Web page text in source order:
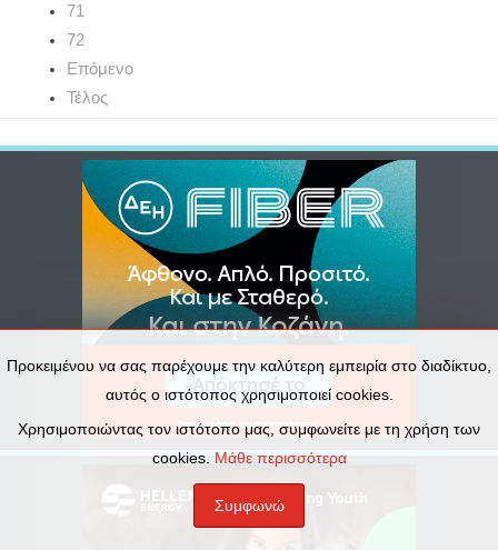
71
72
Επόμενο
Τέλος
Προκειμένου να σας παρέχουμε την καλύτερη εμπειρία στο διαδίκτυο,
αυτός ο ιστότοπος χρησιμοποιεί cookies.
Χρησιμοποιώντας τον ιστότοπο μας, συμφωνείτε με τη χρήση των
cookies. Μάθε περισσότερα
Συμφωνώ